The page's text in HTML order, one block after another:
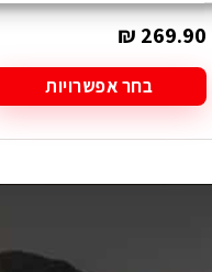
₪ 269.90
בחר אפשרויות
למוצר
זה